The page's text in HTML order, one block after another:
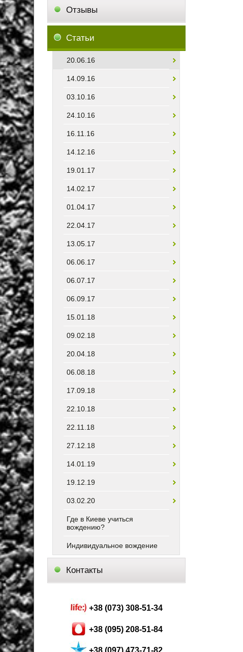
Отзывы
Статьи
20.06.16
14.09.16
03.10.16
24.10.16
16.11.16
14.12.16
19.01.17
14.02.17
01.04.17
22.04.17
13.05.17
06.06.17
06.07.17
06.09.17
15.01.18
09.02.18
20.04.18
06.08.18
17.09.18
22.10.18
22.11.18
27.12.18
14.01.19
19.12.19
03.02.20
Где в Киеве учиться
вождению?
Индивидуальное вождение
Контакты
+38 (073) 308-51-34
+38 (095) 208-51-84
+38 (097) 473-71-82